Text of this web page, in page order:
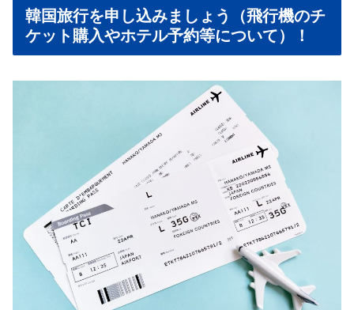
韓国旅行を申し込みましょう（飛行機のチ
ケット購入やホテル予約等について）！